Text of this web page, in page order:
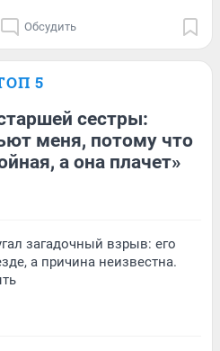
Обсудить
5
сестры:
меня, потому что
а она плачет»
загадочный взрыв: его
а причина неизвестна.